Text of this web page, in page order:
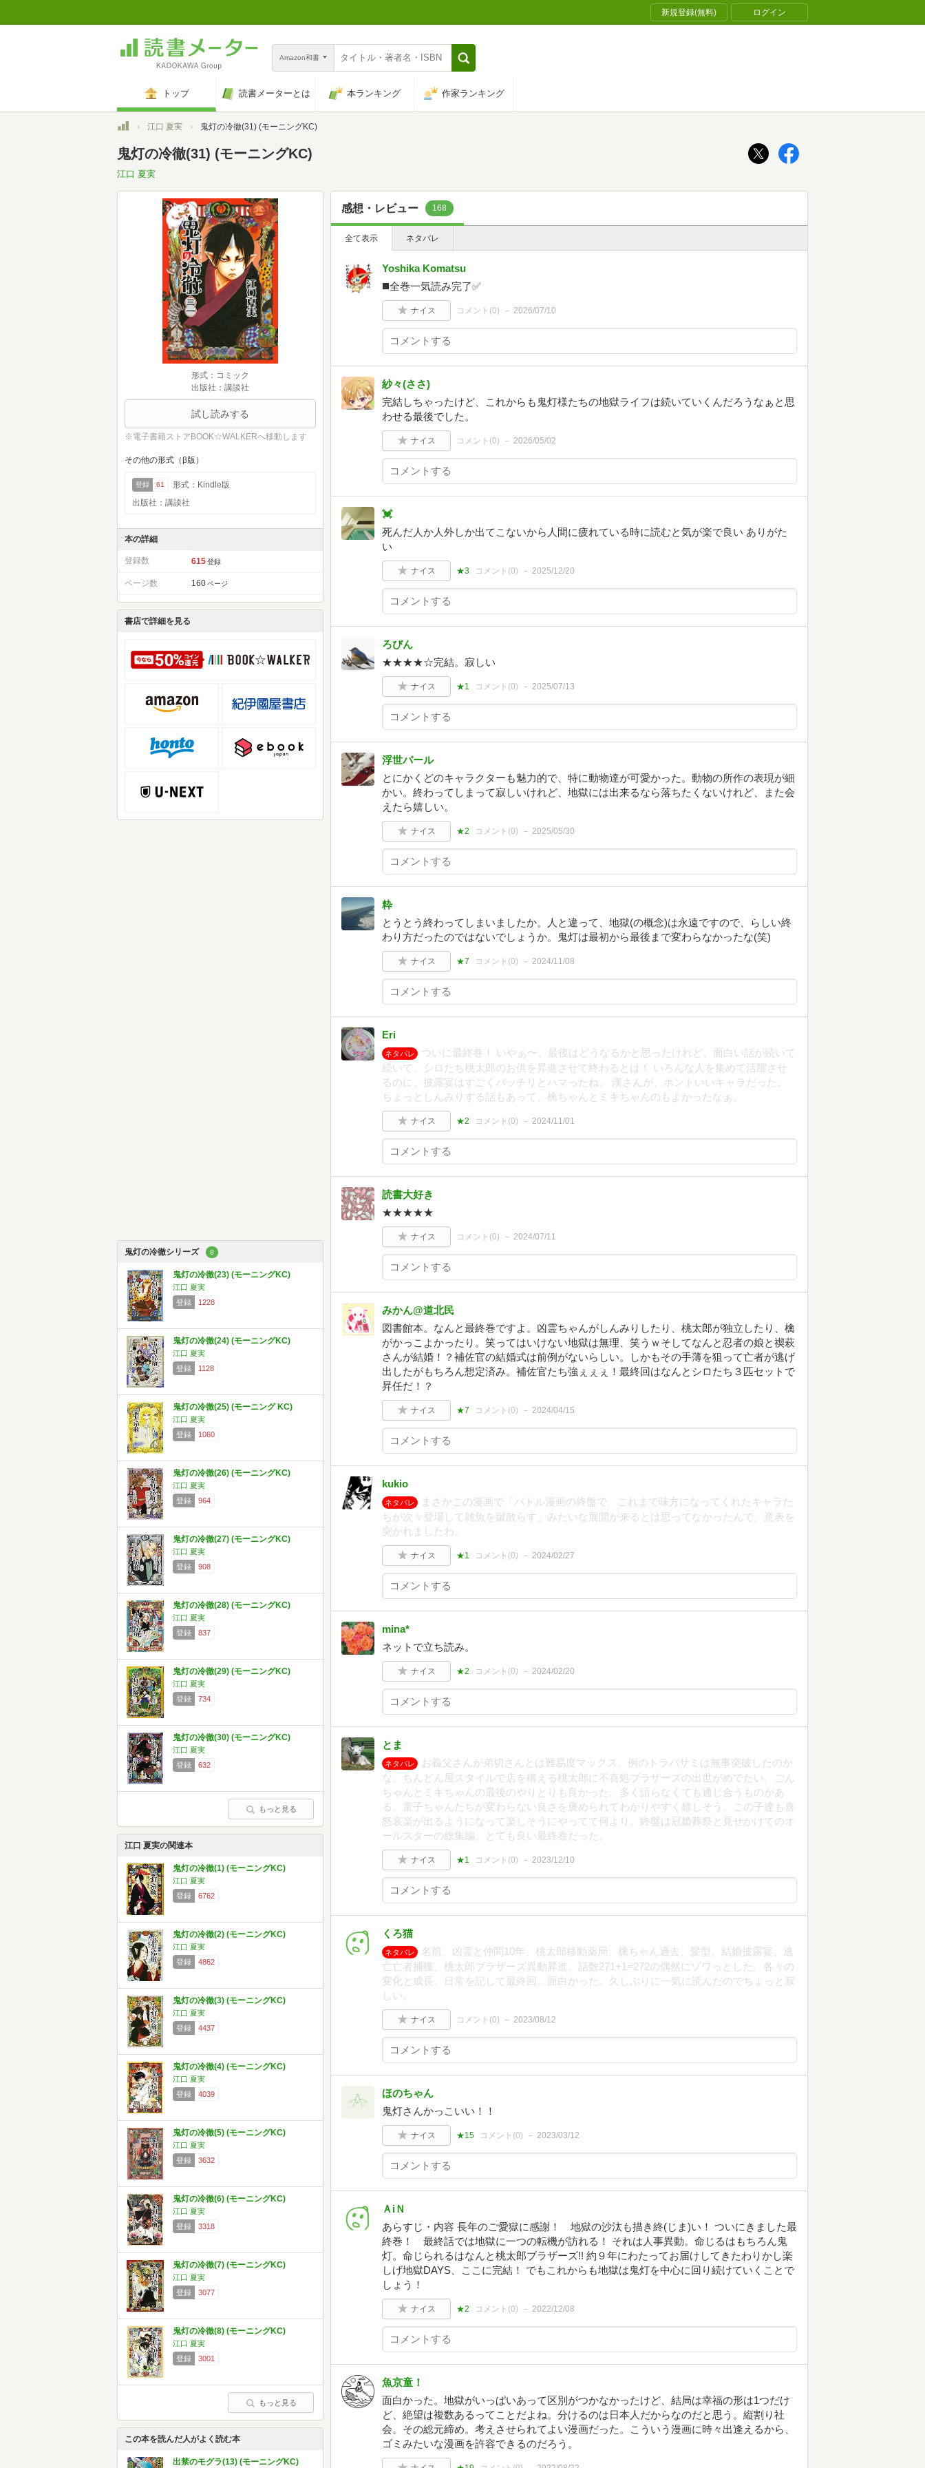
新規登録(無料) ログイン
Amazon和書
トップ 読書メーターとは 本ランキング 作家ランキング
トップ江口 夏実 鬼灯の冷徹(31) (モーニングKC)
鬼灯の冷徹(31) (モーニングKC)
江口 夏実
形式：コミック
出版社：講談社
試し読みする
※電子書籍ストアBOOK☆WALKERへ移動します
その他の形式（β版）
登録 61
形式：Kindle版
出版社：講談社
本の詳細
登録数 615 登録
ページ数 160 ページ
書店で詳細を見る
鬼灯の冷徹シリーズ 8
鬼灯の冷徹(23) (モーニングKC)
江口 夏実
登録
1228
鬼灯の冷徹(24) (モーニングKC)
江口 夏実
登録
1128
鬼灯の冷徹(25) (モーニング KC)
江口 夏実
登録
1060
鬼灯の冷徹(26) (モーニングKC)
江口 夏実
登録
964
鬼灯の冷徹(27) (モーニングKC)
江口 夏実
登録
908
鬼灯の冷徹(28) (モーニングKC)
江口 夏実
登録
837
鬼灯の冷徹(29) (モーニングKC)
江口 夏実
登録
734
鬼灯の冷徹(30) (モーニングKC)
江口 夏実
登録
632
もっと見る
江口 夏実の関連本
鬼灯の冷徹(1) (モーニングKC)
江口 夏実
登録
6762
鬼灯の冷徹(2) (モーニングKC)
江口 夏実
登録
4862
鬼灯の冷徹(3) (モーニングKC)
江口 夏実
登録
4437
鬼灯の冷徹(4) (モーニングKC)
江口 夏実
登録
4039
鬼灯の冷徹(5) (モーニングKC)
江口 夏実
登録
3632
鬼灯の冷徹(6) (モーニングKC)
江口 夏実
登録
3318
鬼灯の冷徹(7) (モーニングKC)
江口 夏実
登録
3077
鬼灯の冷徹(8) (モーニングKC)
江口 夏実
登録
3001
もっと見る
この本を読んだ人がよく読む本
出禁のモグラ(13) (モーニングKC)
感想・レビュー 168
全て表示 ネタバレ
Yoshika Komatsu
◼️全巻一気読み完了✅
ナイス コメント(0) 2026/07/10
紗々(ささ)
完結しちゃったけど、これからも鬼灯様たちの地獄ライフは続いていくんだろうなぁと思
わせる最後でした。
ナイス コメント(0) 2026/05/02
💓
死んだ人か人外しか出てこないから人間に疲れている時に読むと気が楽で良い ありがた
い
ナイス ★3 コメント(0) 2025/12/20
ろびん
★★★★☆完結。寂しい
ナイス ★1 コメント(0) 2025/07/13
浮世バール
とにかくどのキャラクターも魅力的で、特に動物達が可愛かった。動物の所作の表現が細
かい。終わってしまって寂しいけれど、地獄には出来るなら落ちたくないけれど、また会
えたら嬉しい。
ナイス ★2 コメント(0) 2025/05/30
粋
とうとう終わってしまいましたか。人と違って、地獄(の概念)は永遠ですので、らしい終
わり方だったのではないでしょうか。鬼灯は最初から最後まで変わらなかったな(笑)
ナイス ★7 コメント(0) 2024/11/08
Eri
ネタバレ
ついに最終巻！ いやぁ〜、最後はどうなるかと思ったけれど、面白い話が続いて
続いて、シロたち桃太郎のお供を昇進させて終わるとは！ いろんな人を集めて活躍させ
るのに、披露宴はすごくバッチリとハマったね。 漢さんが、ホントいいキャラだった。
ちょっとしんみりする話もあって、檎ちゃんとミキちゃんのもよかったなぁ。
ナイス ★2 コメント(0) 2024/11/01
読書大好き
★★★★★
ナイス コメント(0) 2024/07/11
みかん@道北民
図書館本。なんと最終巻ですよ。凶霊ちゃんがしんみりしたり、桃太郎が独立したり、檎
がかっこよかったり。笑ってはいけない地獄は無理、笑うｗそしてなんと忍者の娘と禊萩
さんが結婚！？補佐官の結婚式は前例がないらしい。しかもその手薄を狙って亡者が逃げ
出したがもちろん想定済み。補佐官たち強ぇぇぇ！最終回はなんとシロたち３匹セットで
昇任だ！？
ナイス ★7 コメント(0) 2024/04/15
kukio
ネタバレ
まさかこの漫画で「バトル漫画の終盤で、これまで味方になってくれたキャラた
ちが次々登場して雑魚を蹴散らす」みたいな展開が来るとは思ってなかったんで、意表を
突かれましたわ。
ナイス ★1 コメント(0) 2024/02/27
mina*
ネットで立ち読み。
ナイス ★2 コメント(0) 2024/02/20
とま
ネタバレ
お義父さんが弟切さんとは難易度マックス。例のトラバサミは無事突破したのか
な。ちんどん屋スタイルで店を構える桃太郎に不喜処ブラザーズの出世がめでたい。ごん
ちゃんとミキちゃんの最後のやりとりも良かった。多く語らなくても通じ合うものがあ
る。童子ちゃんたちが変わらない良さを褒められてわかりやすく嬉しそう。この子達も喜
怒哀楽が出るようになって楽しそうにやってて何より。終盤は冠婚葬祭と見せかけてのオ
ールスターの総集編。とても良い最終巻だった。
ナイス ★1 コメント(0) 2023/12/10
くろ猫
ネタバレ
名前、凶霊と仲間10年、桃太郎移動薬局、檎ちゃん過去、髪型、結婚披露宴、逃
亡亡者捕獲、桃太郎ブラザーズ異動昇進。話数271+1=272の偶然にゾワっとした。各々の
変化と成長、日常を記して最終回。面白かった。久しぶりに一気に読んだのでちょっと寂
しい。
ナイス コメント(0) 2023/08/12
ほのちゃん
鬼灯さんかっこいい！！
ナイス ★15 コメント(0) 2023/03/12
ＡiＮ
あらすじ・内容 長年のご愛獄に感謝！ 地獄の沙汰も描き終(じま)い！ ついにきました最
終巻！ 最終話では地獄に一つの転機が訪れる！ それは人事異動。命じるはもちろん鬼
灯。命じられるはなんと桃太郎ブラザーズ!! 約９年にわたってお届けしてきたわりかし楽
しげ地獄DAYS、ここに完結！ でもこれからも地獄は鬼灯を中心に回り続けていくことで
しょう！
ナイス ★2 コメント(0) 2022/12/08
魚京童！
面白かった。地獄がいっぱいあって区別がつかなかったけど、結局は幸福の形は1つだけ
ど、絶望は複数あるってことだよね。分けるのは日本人だからなのだと思う。縦割り社
会。その総元締め。考えさせられてよい漫画だった。こういう漫画に時々出逢えるから、
ゴミみたいな漫画を許容できるのだろう。